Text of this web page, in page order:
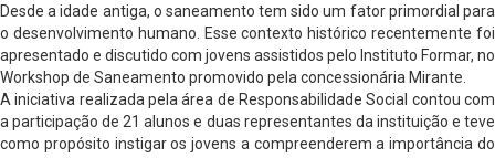
Desde a idade antiga, o saneamento tem sido um fator primordial para
o desenvolvimento humano. Esse contexto histórico recentemente foi
apresentado e discutido com jovens assistidos pelo Instituto Formar, no
Workshop de Saneamento promovido pela concessionária Mirante.
A iniciativa realizada pela área de Responsabilidade Social contou com
a participação de 21 alunos e duas representantes da instituição e teve
como propósito instigar os jovens a compreenderem a importância do